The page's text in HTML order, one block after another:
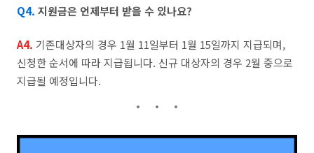
Q4. 지원금은 언제부터 받을 수 있나요?
A4. 기존대상자의 경우 1월 11일부터 1월 15일까지 지급되며,
신청한 순서에 따라 지급됩니다. 신규 대상자의 경우 2월 중으로
지급될 예정입니다.